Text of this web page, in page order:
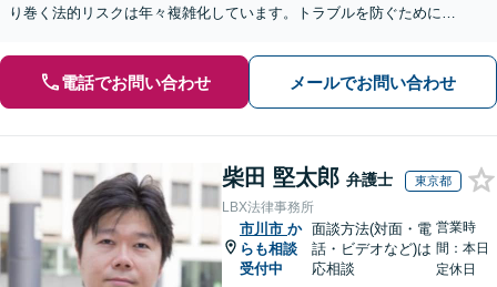
り巻く法的リスクは年々複雑化しています。トラブルを防ぐために
電話でお問い合わせ メールでお問い合わせ
柴田 堅太郎 弁護士 東京都
LBX法律事務所
市川市 か
らも相談
受付中
面談方法(対面・電
話・ビデオなど)は
応相談
営業時
間：本日
定休日